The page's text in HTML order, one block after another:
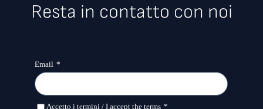
Resta in contatto con noi